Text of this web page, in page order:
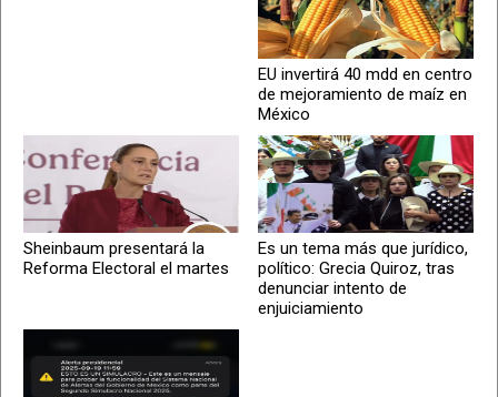
EU invertirá 40 mdd en centro
de mejoramiento de maíz en
México
Sheinbaum presentará la
Reforma Electoral el martes
Es un tema más que jurídico,
político: Grecia Quiroz, tras
denunciar intento de
enjuiciamiento